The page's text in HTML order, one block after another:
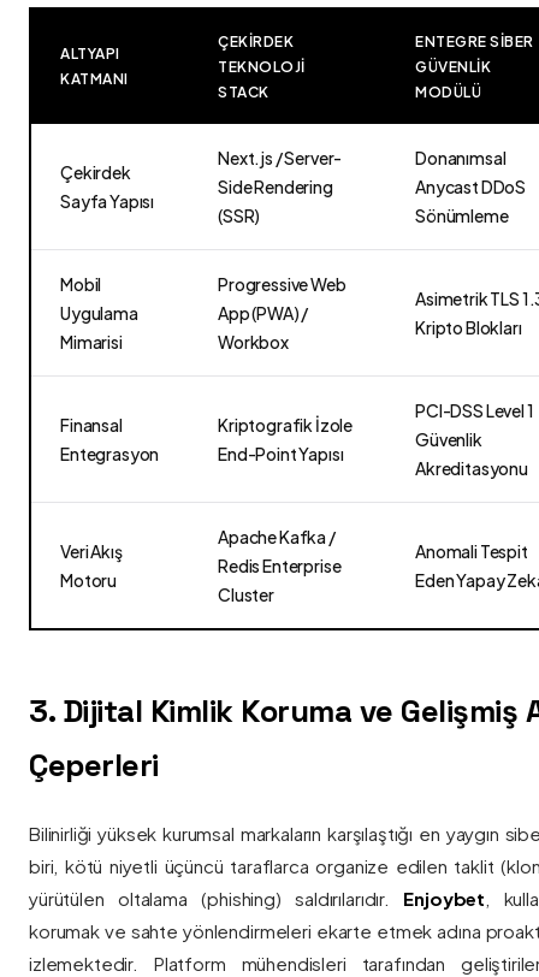
ALTYAPI
KATMANI
ÇEKIRDEK
TEKNOLOJI
STACK
ENTEGRE SIBER
GÜVENLIK
MODÜLÜ
Çekirdek
Sayfa Yapısı
Next.js / Server-
Side Rendering
(SSR)
Donanımsal
Anycast DDoS
Sönümleme
Mobil
Uygulama
Mimarisi
Progressive Web
App (PWA) /
Workbox
Asimetrik TLS
Kripto Blokları
Finansal
Entegrasyon
Kriptografik İzole
End-Point Yapısı
PCI-DSS Level 1
Güvenlik
Akreditasyonu
Veri Akış
Motoru
Apache Kafka /
Redis Enterprise
Cluster
Anomali Tespit
Eden Yapay
3. Dijital Kimlik Koruma ve Gelişmiş
Çeperleri
Bilinirliği yüksek kurumsal markaların karşılaştığı en yaygın
biri, kötü niyetli üçüncü taraflarca organize edilen taklit
yürütülen oltalama (phishing) saldırılarıdır. Enjoybet ,
korumak ve sahte yönlendirmeleri ekarte etmek adına
izlemektedir. Platform mühendisleri tarafından